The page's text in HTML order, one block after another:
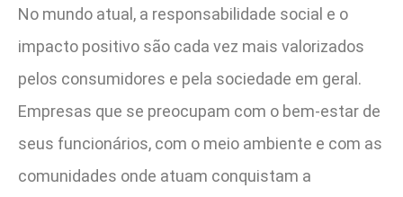
No mundo atual, a responsabilidade social e o
impacto positivo são cada vez mais valorizados
pelos consumidores e pela sociedade em geral.
Empresas que se preocupam com o bem-estar de
seus funcionários, com o meio ambiente e com as
comunidades onde atuam conquistam a